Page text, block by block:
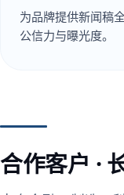
为品牌提供新闻稿
公信力与曝光度。
合作客户 ·